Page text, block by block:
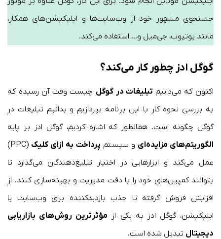
جستجوی مشهور خود از وب‌سایت‌ها و اپلیکیشن‌های همکار،
مانند یوتیوب، جی‌میل و… استفاده می‌کند.
گوگل ادز چطور کار می‌کند؟
اکنون که می‌دانیم تبلیغات در گوگل چیست وقت آن رسیده که
به بررسی نحوه کار با این برنامه بپردازیم و بدانیم تبلیغات در
گوگل چگونه است. همانطور که اشاره کردیم، گوگل ادز بر پایه
الگوریتم‌های مزایده‌ای و سیستم پرداخت به‌ ازای کلیک
(PPC)
عمل می‌کند و ابزارهایی در اختیار تبلیغ‌دهندگان می‌گذارد تا
بتوانند کمپین‌های خود را با دقت مدیریت و بهینه‌سازی کنند. از
افزایش فروش گرفته تا جذب بازدیدکننده برای وب‌سایت یا
اپلیکیشن، گوگل ادز به یکی از مؤثرترین روش‌های بازاریابی
دیجیتال تبدیل شده است.